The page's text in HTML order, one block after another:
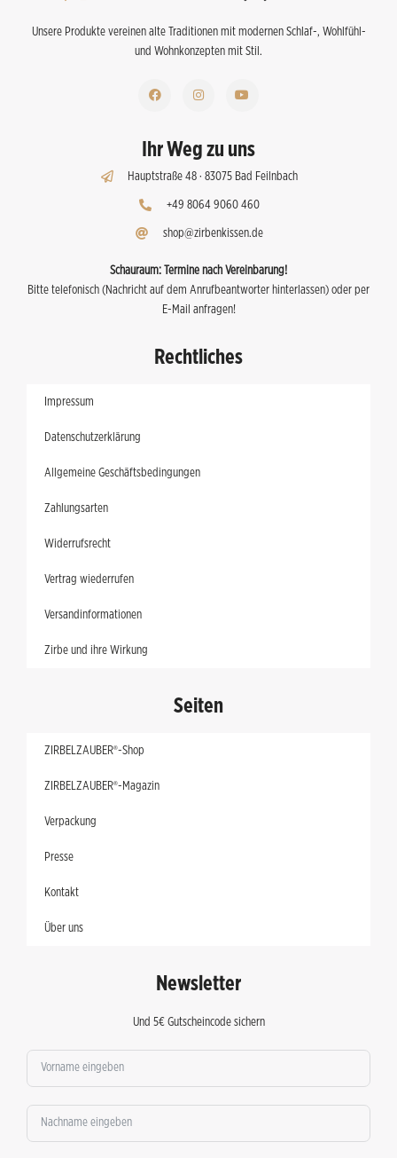
Unsere Produkte vereinen alte Traditionen mit modernen Schlaf-, Wohlfühl-
und Wohnkonzepten mit Stil.
Ihr Weg zu uns
Hauptstraße 48 · 83075 Bad Feilnbach
+49 8064 9060 460
shop@zirbenkissen.de
Schauraum: Termine nach Vereinbarung!
Bitte telefonisch (Nachricht auf dem Anrufbeantworter hinterlassen) oder per
E-Mail anfragen!
Rechtliches
Impressum
Datenschutzerklärung
Allgemeine Geschäftsbedingungen
Zahlungsarten
Widerrufsrecht
Vertrag wiederrufen
Versandinformationen
Zirbe und ihre Wirkung
Seiten
ZIRBELZAUBER®-Shop
ZIRBELZAUBER®-Magazin
Verpackung
Presse
Kontakt
Über uns
Newsletter
Und 5€ Gutscheincode sichern